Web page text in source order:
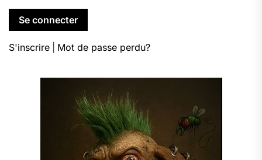
S'inscrire Mot de passe perdu?